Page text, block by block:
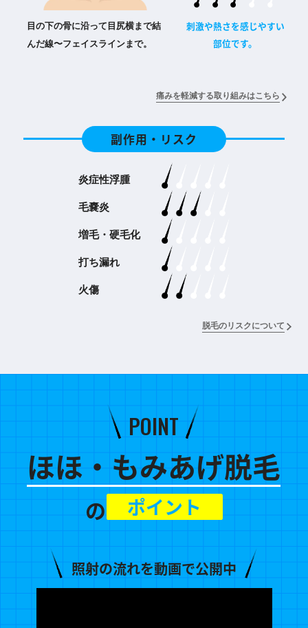
目の下の骨に沿って目尻横まで結
んだ線〜フェイスラインまで。
刺激や熱さを感じやすい
部位です。
痛みを軽減する取り組みはこちら
副作用・リスク
炎症性浮腫
毛嚢炎
増毛・硬毛化
打ち漏れ
火傷
脱毛のリスクについて
POINT
ほほ・もみあげ脱毛
の ポイント
照射の流れを動画で公開中